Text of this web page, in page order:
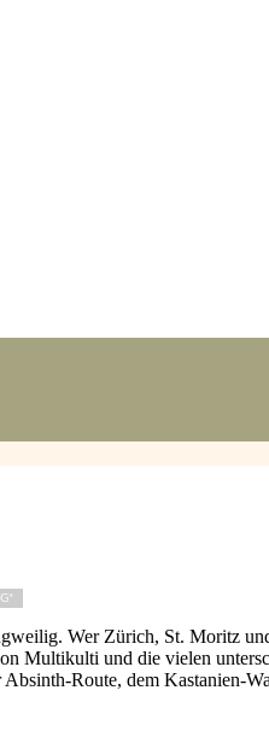
Wer Zürich, St. Moritz
Multikulti und die vielen
Route, dem Kastanien-